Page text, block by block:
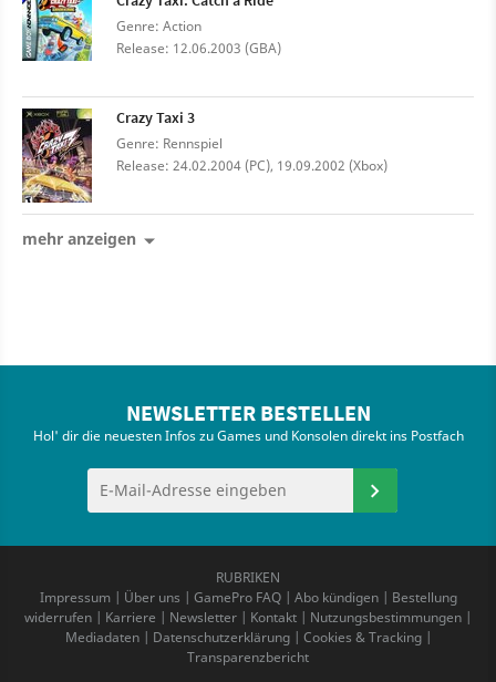
Genre: Action
Release: 12.06.2003 (GBA)
Crazy Taxi 3
Genre: Rennspiel
Release: 24.02.2004 (PC), 19.09.2002 (Xbox)
mehr anzeigen
NEWSLETTER BESTELLEN
Hol' dir die neuesten Infos zu Games und Konsolen direkt ins Postfach
RUBRIKEN
Impressum| Über uns | GamePro FAQ| Abo kündigen| Bestellung
widerrufen | Karriere | Newsletter | Kontakt | Nutzungsbestimmungen |
Mediadaten| Datenschutzerklärung| Cookies & Tracking|
Transparenzbericht